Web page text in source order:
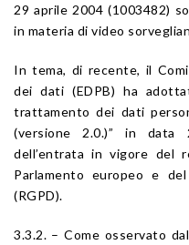
29 aprile 2004 (1003482)
in materia di video
In tema, di recente, il
dei dati (EDPB) ha
trattamento dei dati
(versione 2.0.)” in data
dell’entrata in vigore del
Parlamento europeo e
(RGPD).
3.3.2. – Come osservato